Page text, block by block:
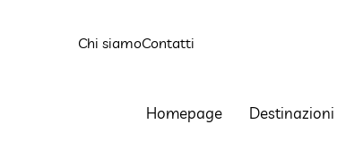
Chi siamoContatti
Homepage Destinazioni